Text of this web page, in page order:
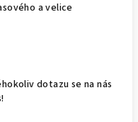
a velice
dotazu se na nás